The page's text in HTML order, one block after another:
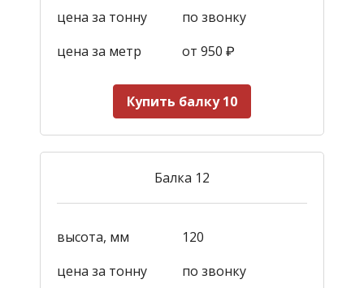
цена за тонну
по звонку
цена за метр
от 950 ₽
Купить балку 10
Балка 12
высота, мм
120
цена за тонну
по звонку